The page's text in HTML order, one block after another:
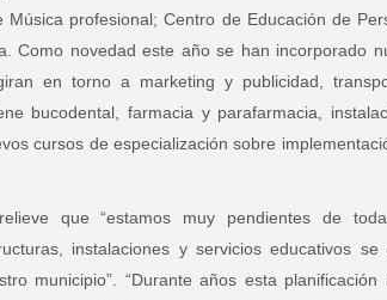
profesional; Centro de Educación de
Como novedad este año se han incorporado
en torno a marketing y publicidad,
bucodental, farmacia y parafarmacia,
cursos de especialización sobre
que “estamos muy pendientes de
instalaciones y servicios educativos se
municipio”. “Durante años esta planificación